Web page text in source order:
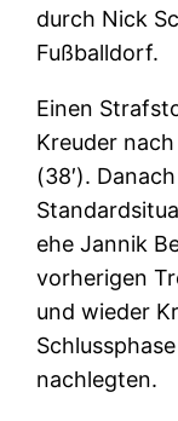
durch Nick
Fußballdorf.
Einen
Kreuder
(38′).
ehe Jannik
vorherigen
und wieder
nachlegten.